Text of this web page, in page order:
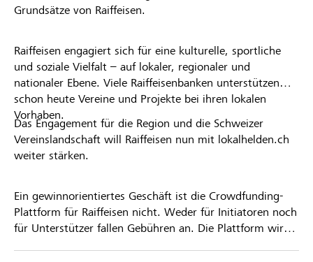
Grundsätze von Raiffeisen.
Raiffeisen engagiert sich für eine kulturelle, sportliche
und soziale Vielfalt – auf lokaler, regionaler und
nationaler Ebene. Viele Raiffeisenbanken unterstützen
schon heute Vereine und Projekte bei ihren lokalen
Vorhaben.
Das Engagement für die Region und die Schweizer
Vereinslandschaft will Raiffeisen nun mit lokalhelden.ch
weiter stärken.
Ein gewinnorientiertes Geschäft ist die Crowdfunding-
Plattform für Raiffeisen nicht. Weder für Initiatoren noch
für Unterstützer fallen Gebühren an. Die Plattform wird